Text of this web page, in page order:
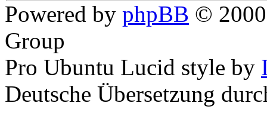
Powered by phpBB ©
Group
Pro Ubuntu Lucid style by
Deutsche Übersetzung